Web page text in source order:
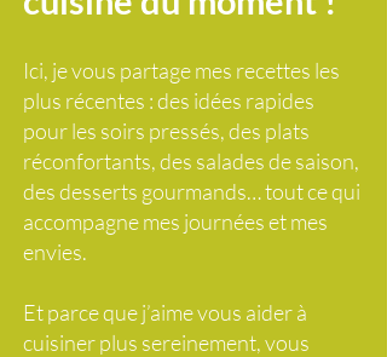
Ici, je vous partage mes recettes les
plus récentes : des idées rapides
pour les soirs pressés, des plats
réconfortants, des salades de saison,
des desserts gourmands… tout ce qui
accompagne mes journées et mes
envies.
Et parce que j’aime vous aider à
cuisiner plus sereinement, vous